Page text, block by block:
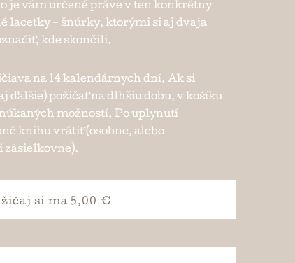
je vám určené práve v ten konkrétny
lacetky - šnúrky, ktorými si aj dvaja
kde skončili.
na 14 kalendárnych dní. Ak si
ďalšie) požičať na dlhšiu dobu, v košíku
možností. Po uplynutí
knihu vrátiť (osobne, alebo
zásielkovne).
si ma 5,00 €